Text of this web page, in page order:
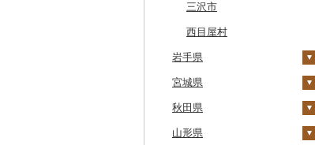
鶴居村
釧路市
苫前町
当別町
占冠村
上士幌町
三沢市
西目屋村
岩手県
宮古市
軽米町
岩手町
宮城県
柴田町
色麻町
秋田県
大潟村
山形県